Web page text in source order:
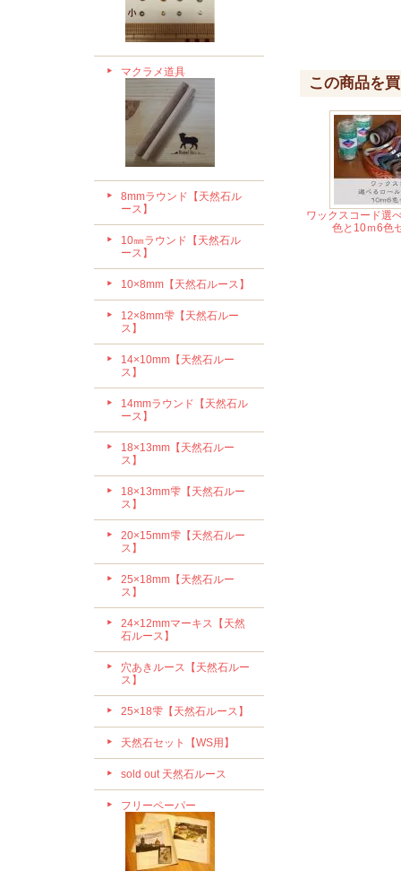
マクラメ道具
8mmラウンド【天然石ル
ース】
10㎜ラウンド【天然石ル
ース】
10×8mm【天然石ルース】
12×8mm雫【天然石ルー
ス】
14×10mm【天然石ルー
ス】
14mmラウンド【天然石ル
ース】
18×13mm【天然石ルー
ス】
18×13mm雫【天然石ルー
ス】
20×15mm雫【天然石ルー
ス】
25×18mm【天然石ルー
ス】
24×12mmマーキス【天然
石ルース】
穴あきルース【天然石ルー
ス】
25×18雫【天然石ルース】
天然石セット【WS用】
sold out 天然石ルース
フリーペーパー
この商品を
ワックスコード選
色と10ｍ6色